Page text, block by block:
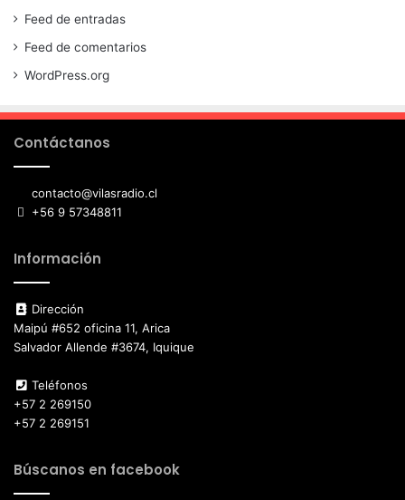
Feed de entradas
Feed de comentarios
WordPress.org
Contáctanos
contacto@vilasradio.cl
+56 9 57348811
Información
Dirección
Maipú #652 oficina 11, Arica
Salvador Allende #3674, Iquique
Teléfonos
+57 2 269150
+57 2 269151
Búscanos en facebook